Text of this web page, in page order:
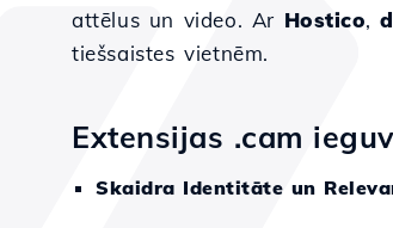
attēlus un video. Ar Hostico,
tiešsaistes vietnēm.
Extensijas .cam
Skaidra Identitāte un